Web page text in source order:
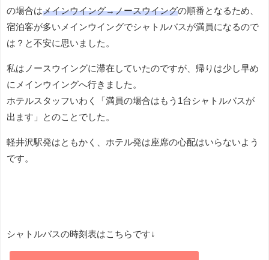
の場合はメインウイング→ノースウイングの順番となるため、
宿泊客が多いメインウイングでシャトルバスが満員になるので
は？と不安に思いました。
私はノースウイングに滞在していたのですが、帰りは少し早め
にメインウイングへ行きました。
ホテルスタッフいわく「満員の場合はもう1台シャトルバスが
出ます」とのことでした。
軽井沢駅発はともかく、ホテル発は座席の心配はいらないよう
です。
シャトルバスの時刻表はこちらです↓